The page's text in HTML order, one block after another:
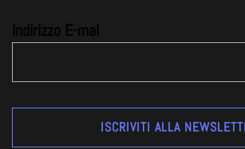
Indirizzo E-mal